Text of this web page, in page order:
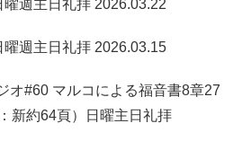
週主日礼拝 2026.03.22
週主日礼拝 2026.03.15
オ#60 マルコによる福音書8章27
新約64頁）日曜主日礼拝